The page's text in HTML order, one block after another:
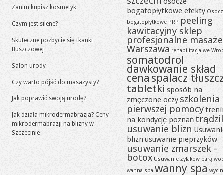
Zanim kupisz kosmetyk
Czym jest silene?
Skuteczne pozbycie się tkanki
tłuszczowej
Salon urody
Czy warto pójść do masażysty?
Jak poprawić swoją urodę?
Jak działa mikrodermabrazja? Ceny
mikrodermabrazji na blizny w
Szczecinie
bogatopłytkowe efekty
bogatopłytkowe PRP peeling
kawitacyjny sklep
profesjonalne masaże
Warszawa rehabilitacja we
somatodrol
dawkowanie skład
cena spalacz
tabletki sposób na
zmęczone oczy szkolenia
pierwszej pomocy
na kondycję poznań
usuwanie blizn
blizn usuwanie pieprzyków
usuwanie zmarszek -
botox Usuwanie żylaków parą
wanna spa wanny spa